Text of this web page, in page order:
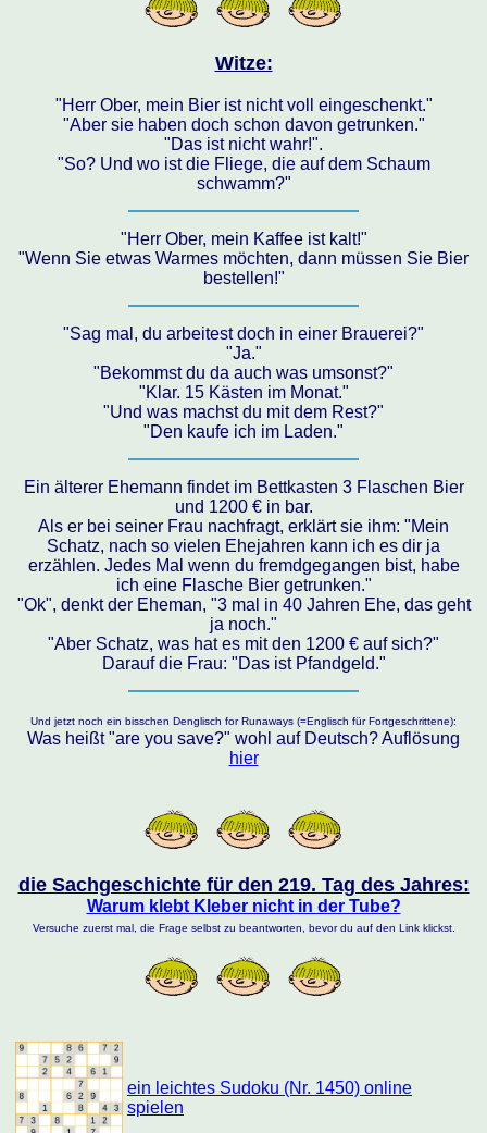
Witze:
"Herr Ober, mein Bier ist nicht voll eingeschenkt."
"Aber sie haben doch schon davon getrunken."
"Das ist nicht wahr!".
"So? Und wo ist die Fliege, die auf dem Schaum
schwamm?"
"Herr Ober, mein Kaffee ist kalt!"
"Wenn Sie etwas Warmes möchten, dann müssen Sie Bier
bestellen!"
"Sag mal, du arbeitest doch in einer Brauerei?"
"Ja."
"Bekommst du da auch was umsonst?"
"Klar. 15 Kästen im Monat."
"Und was machst du mit dem Rest?"
"Den kaufe ich im Laden."
Ein älterer Ehemann findet im Bettkasten 3 Flaschen Bier
und 1200 € in bar.
Als er bei seiner Frau nachfragt, erklärt sie ihm: "Mein
Schatz, nach so vielen Ehejahren kann ich es dir ja
erzählen. Jedes Mal wenn du fremdgegangen bist, habe
ich eine Flasche Bier getrunken."
"Ok", denkt der Eheman, "3 mal in 40 Jahren Ehe, das geht
ja noch."
"Aber Schatz, was hat es mit den 1200 € auf sich?"
Darauf die Frau: "Das ist Pfandgeld."
Und jetzt noch ein bisschen Denglisch for Runaways (=Englisch für Fortgeschrittene):
Was heißt "are you save?" wohl auf Deutsch? Auflösung
hier
die Sachgeschichte für den 219. Tag des Jahres:
Warum klebt Kleber nicht in der Tube?
Versuche zuerst mal, die Frage selbst zu beantworten, bevor du auf den Link klickst.
ein leichtes Sudoku (Nr. 1450) online
spielen